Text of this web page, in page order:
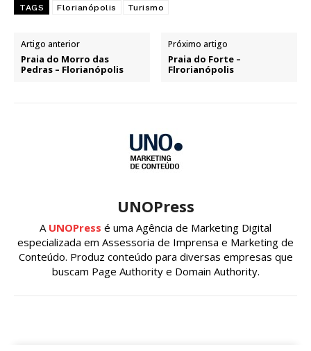
TAGS Florianópolis Turismo
Artigo anterior
Praia do Morro das
Pedras – Florianópolis
Próximo artigo
Praia do Forte –
Flrorianópolis
UNOPress
A UNOPress é uma Agência de Marketing Digital
especializada em Assessoria de Imprensa e Marketing de
Conteúdo. Produz conteúdo para diversas empresas que
buscam Page Authority e Domain Authority.